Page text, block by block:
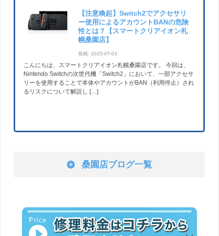
【注意喚起】Switch2でアクセサリ
ー使用によるアカウントBANの危険
性とは？【スマートクリアイオン札
幌桑園店】
投稿: 2025-07-03
こんにちは、スマートクリアイオン札幌桑園店です。 今回は、
Nintendo Switchの次世代機「Switch2」において、一部アクセサ
リーを使用することで本体やアカウントがBAN（利用停止）され
るリスクについて解説し […]
桑園店ブログ一覧